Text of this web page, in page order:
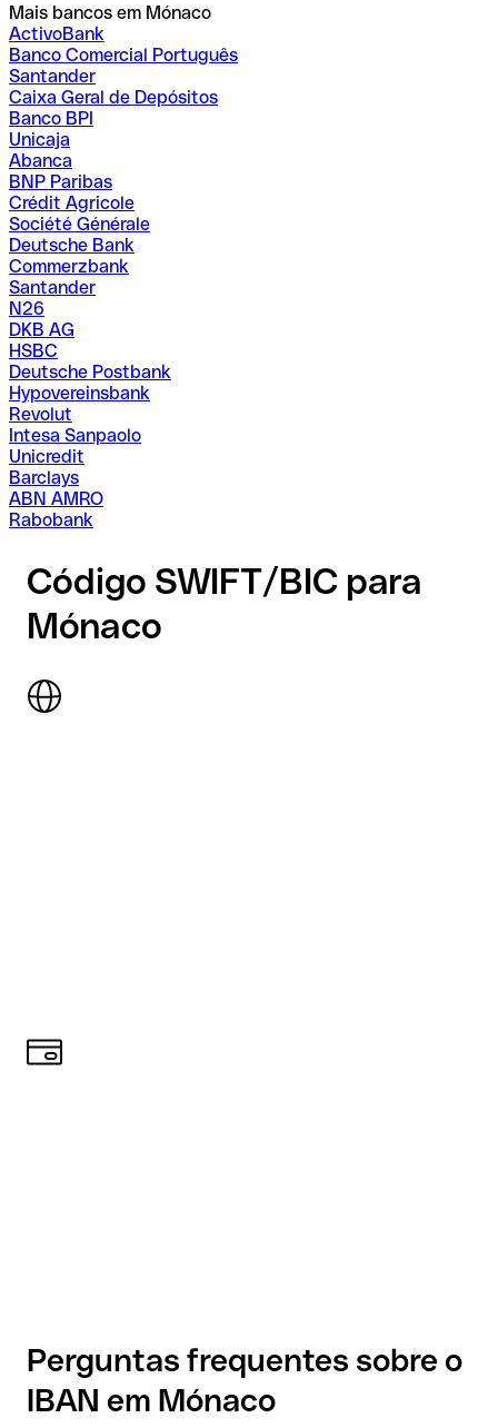
Mais bancos em Mónaco
ActivoBank
Banco Comercial Português
Santander
Caixa Geral de Depósitos
Banco BPI
Unicaja
Abanca
BNP Paribas
Crédit Agricole
Société Générale
Deutsche Bank
Commerzbank
Santander
N26
DKB AG
HSBC
Deutsche Postbank
Hypovereinsbank
Revolut
Intesa Sanpaolo
Unicredit
Barclays
ABN AMRO
Rabobank
Código SWIFT/BIC para
Mónaco
Perguntas frequentes sobre o
IBAN em Mónaco